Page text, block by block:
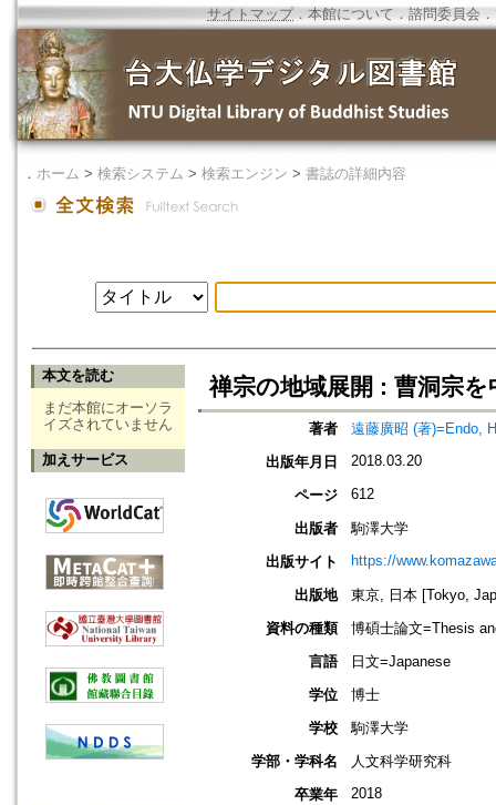
サイトマップ．本館について ． 諮問委員会 ．
． ホーム > 検索システム > 検索エンジン > 書誌の詳細内容
本文を読む
まだ本館にオーソラ
イズされていません
加えサービス
禅宗の地域展開 : 曹洞宗
著者
遠藤廣昭 (著)=Endo,
出版年月日
2018.03.20
ページ 612
出版者
駒澤大学
出版サイト
https://
出版地
東京, 日本 [Tokyo,
資料の種類
博碩士論文=Thesis
言語
日文=Japanese
学位
博士
学校
駒澤大学
学部・学科名
人文科学研究科
卒業年
2018